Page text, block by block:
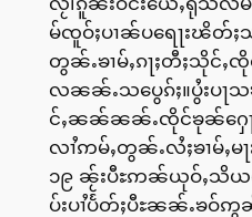
မ်ၸူဝ်ႈပၢၼ်ပရေႃးၽိတ်
တွၼ်ႉၶၢမ်ႇၵႃႈတီႈသိုင်ႇ
လၼၼ်ႉသပွေၵ်ႈ။ပွႆးပႃသ
င်ႇၼၼ်ၼၼ်ႉၸိုင်ၶုၼ်ႁေ
လၢႆဢမ်ႇတွၼ်ႉလႆႈၶၢမ်ႇမ
၁၉ ၼႂ်းပီႊဢၼ်ယုဝ်ႇသိယၸ
ပ်းပၢႆပႅတ်ႈပီႊၼၼ်ႉၶဝ်ဢွၼ်